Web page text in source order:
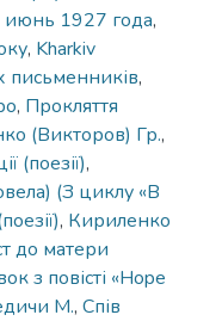
июнь 1927 года,
, Kharkiv
письменників,
, Прокляття
(Викторов) Гр.,
(поезії),
(З циклу «В
, Кириленко
до матери
з повісті «Hope
М., Спів